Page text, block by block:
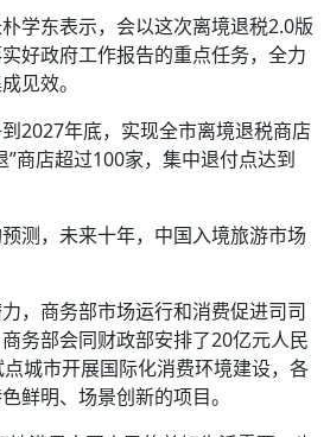
学东表示，会以这次离境退税2.0版
好政府工作报告的重点任务，全力
见效。
2027年底，实现全市离境退税商店
”商店超过100家，集中退付点达到
测，未来十年，中国入境旅游市场
，商务部市场运行和消费促进司司
务部会同财政部安排了20亿元人民
城市开展国际化消费环境建设，各
鲜明、场景创新的项目。